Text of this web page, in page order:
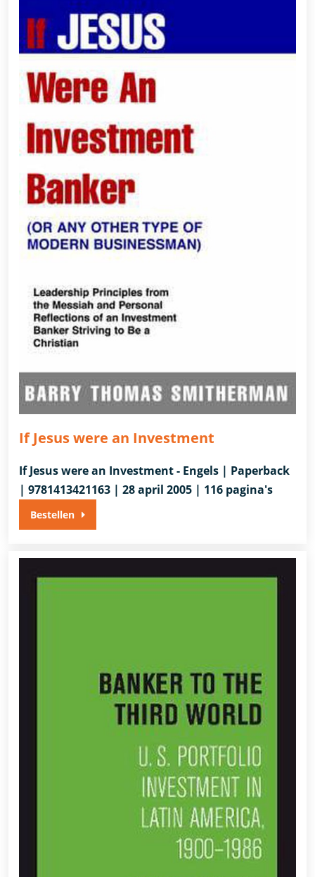
If Jesus were an Investment
If Jesus were an Investment - Engels | Paperback
| 9781413421163 | 28 april 2005 | 116 pagina's
Bestellen